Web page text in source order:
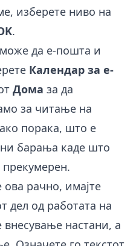
изберете ниво на
.
да е-пошта и
Календар за е-
Дома за да
за читање на
порака, што е
барања каде што
ова рачно, имајте
дел од работата на
настани, а